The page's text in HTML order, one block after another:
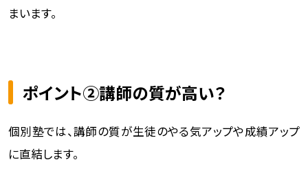
まいます。
ポイント②講師の質が高い？
個別塾では、講師の質が生徒のやる気アップや成績アップ
に直結します。